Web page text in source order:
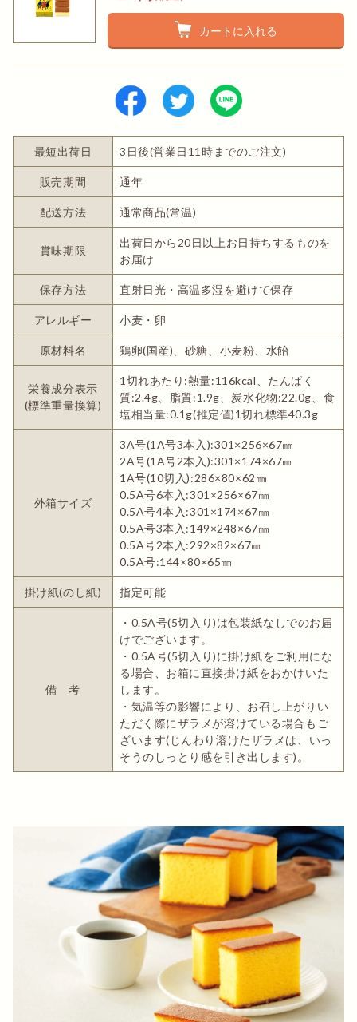
カートに入れる
最短出荷日 3日後(営業日11時までのご注文)
販売期間 通年
配送方法 通常商品(常温)
賞味期限
出荷日から20日以上お日持ちするものを
お届け
保存方法 直射日光・高温多湿を避けて保存
アレルギー 小麦・卵
原材料名 鶏卵(国産)、砂糖、小麦粉、水飴
栄養成分表示
(標準重量換算)
1切れあたり:熱量:116kcal、たんぱく
質:2.4g、脂質:1.9g、炭水化物:22.0g、食
塩相当量:0.1g(推定値)1切れ標準40.3g
外箱サイズ
3A号(1A号3本入):301×256×67㎜
2A号(1A号2本入):301×174×67㎜
1A号(10切入):286×80×62㎜
0.5A号6本入:301×256×67㎜
0.5A号4本入:301×174×67㎜
0.5A号3本入:149×248×67㎜
0.5A号2本入:292×82×67㎜
0.5A号:144×80×65㎜
掛け紙(のし紙) 指定可能
備 考
・0.5A号(5切入り)は包装紙なしでのお届
けでございます。
・0.5A号(5切入り)に掛け紙をご利用にな
る場合、お箱に直接掛け紙をおかけいた
します。
・気温等の影響により、お召し上がりい
ただく際にザラメが溶けている場合もご
ざいます(じんわり溶けたザラメは、いっ
そうのしっとり感を引き出します)。